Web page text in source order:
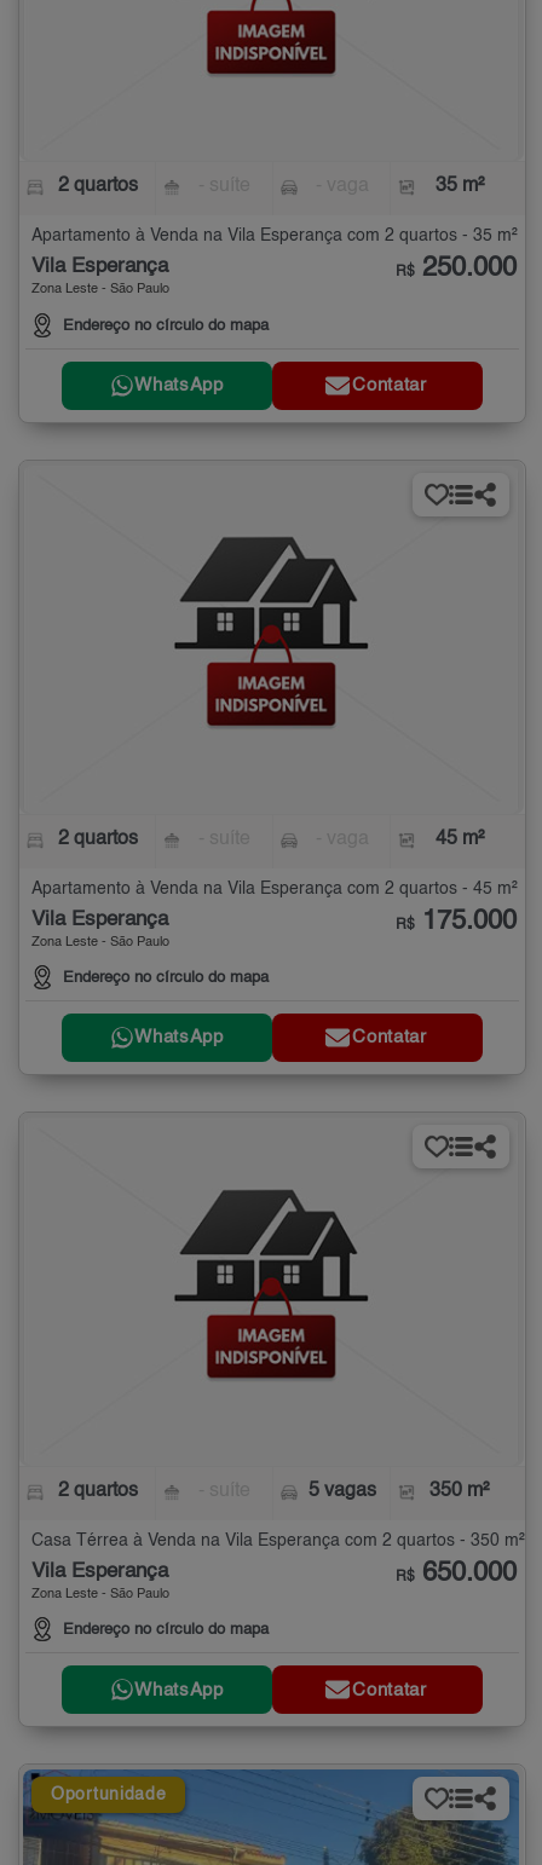
2 quartos 35 m²
Apartamento à Venda na Vila Esperança com 2 quartos - 35 m²
Vila Esperança
Zona Leste - São Paulo
Endereço no círculo do mapa
R$ 250.000
WhatsApp Contatar
2 quartos 45 m²
Apartamento à Venda na Vila Esperança com 2 quartos - 45 m²
Vila Esperança
Zona Leste - São Paulo
Endereço no círculo do mapa
R$ 175.000
WhatsApp Contatar
2 quartos 5 vagas 350 m²
Casa Térrea à Venda na Vila Esperança com 2 quartos - 350 m²
Vila Esperança
Zona Leste - São Paulo
Endereço no círculo do mapa
R$ 650.000
WhatsApp Contatar
Oportunidade